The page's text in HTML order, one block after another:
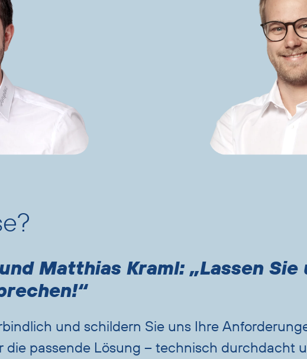
Matthias Kraml: „Lassen Sie
und schildern Sie uns Ihre
die passende Lösung – technisch durchdacht